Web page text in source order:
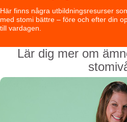
Här finns några utbildningsresurser
med stomi bättre – före och efter din
till vardagen.
Lär dig mer om